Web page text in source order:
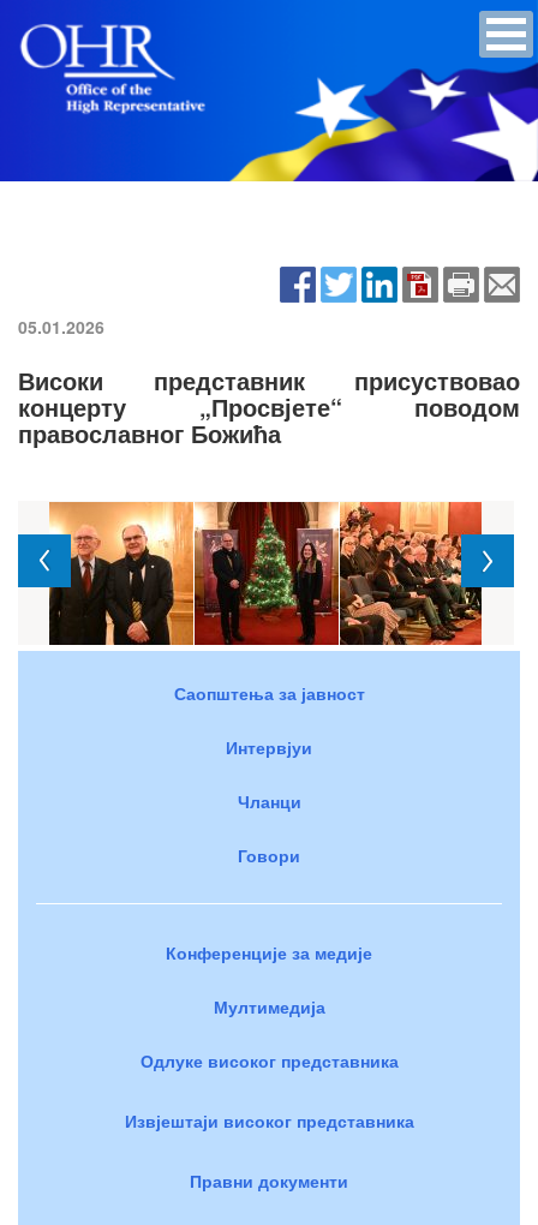
05.01.2026
Високи представник присуствовао
концерту „Просвјете“ поводом
православног Божића
Саопштења за јавност
Интервјуи
Чланци
Говори
Конференције за медије
Мултимедија
Одлуке високог представника
Извјештаји високог представника
Правни документи